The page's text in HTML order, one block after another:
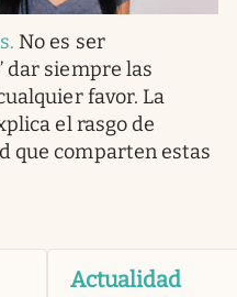
. No es ser
dar siempre las
favor. La
el rasgo de
que comparten estas
Actualidad